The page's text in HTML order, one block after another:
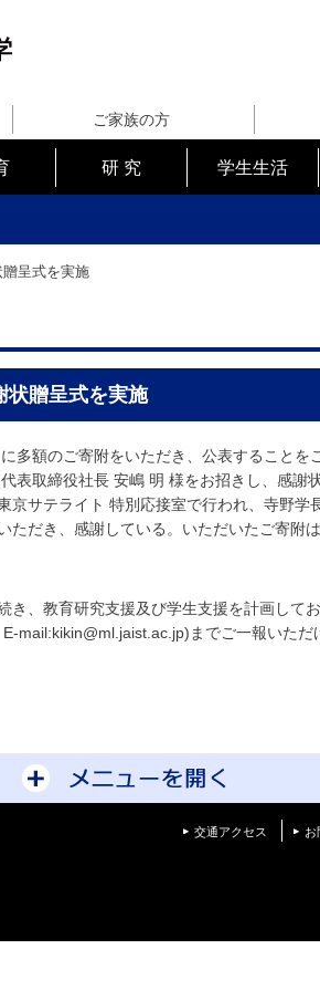
ご家族の方
研 究 学生生活
贈呈式を実施
状贈呈式を実施
多額のご寄附をいただき、公表することを
表取締役社長 安嶋 明 様をお招きし、感謝
サテライト 特別応接室で行われ、寺野学
ただき、感謝している。いただいたご寄附
、教育研究支援及び学生支援を計画して
mail:kikin@ml.jaist.ac.jp)までご一報いただ
交通アクセス お